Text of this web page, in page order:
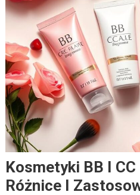
Kosmetyki BB I
Różnice I